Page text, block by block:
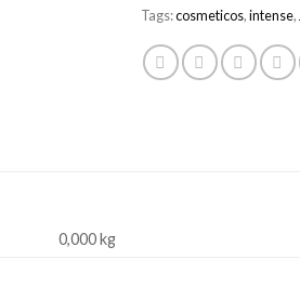
Tags:cosmeticos,intense,
0,000 kg